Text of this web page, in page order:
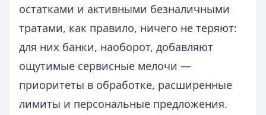
остатками и активными безналичными
тратами, как правило, ничего не теряют:
для них банки, наоборот, добавляют
ощутимые сервисные мелочи —
приоритеты в обработке, расширенные
лимиты и персональные предложения.